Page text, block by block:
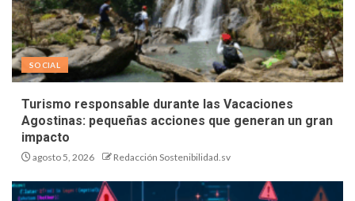
SOCIAL
Turismo responsable durante las Vacaciones
Agostinas: pequeñas acciones que generan un gran
impacto
agosto 5, 2026 Redacción Sostenibilidad.sv